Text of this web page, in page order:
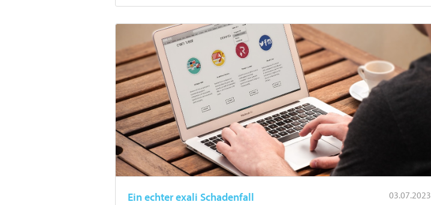
03.07.2023
Ein echter exali Schadenfall